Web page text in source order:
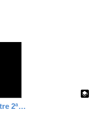
FOTOS 1ºB primer trimestre 2ª parte